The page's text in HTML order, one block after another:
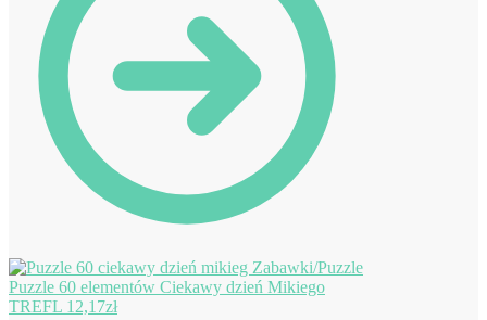
Puzzle 60 elementów Ciekawy dzień Mikiego
TREFL 12,17zł